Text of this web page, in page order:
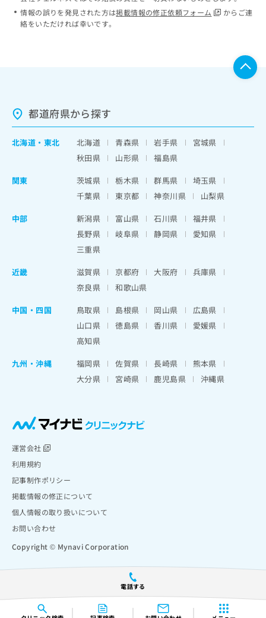
電話する
情報の誤りを発見された方は掲載情報の修正依頼フォーム
からご連
絡をいただければ幸いです。
都道府県から探す
北海道 ・ 東北 北海道 青森県 岩手県
宮城県
秋田県
山形県
福島県
関東
茨城県 栃木県 群馬県
埼玉県
千葉県
東京都 神奈川県
山梨県
中部
新潟県 富山県 石川県
福井県
長野県
岐阜県 静岡県
愛知県
三重県
近畿
滋賀県 京都府 大阪府
兵庫県
奈良県
和歌山県
中国・四国
鳥取県 島根県 岡山県
広島県
山口県
徳島県 香川県
愛媛県
高知県
九州・沖縄
福岡県 佐賀県 長崎県
熊本県
大分県
宮崎県 鹿児島県 沖縄県
運営会社
利用規約
記事制作ポリシー
掲載情報の修正について
個人情報の取り扱いについて
お問い合わせ
Copyright © Mynavi Corporation